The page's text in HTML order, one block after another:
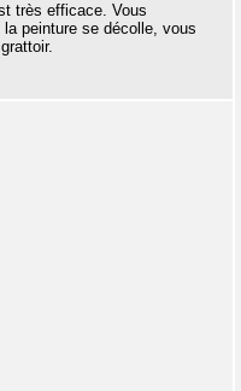
très efficace. Vous
peinture se décolle, vous